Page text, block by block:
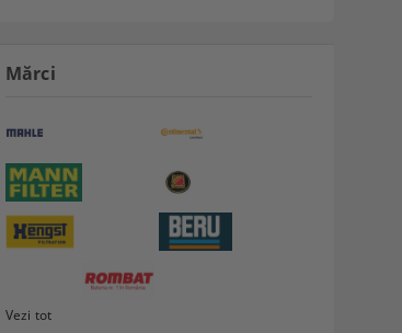
Mărci
Vezi tot